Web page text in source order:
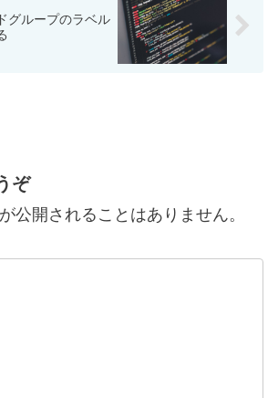
グループのラベル
ぞ
公開されることはありません。